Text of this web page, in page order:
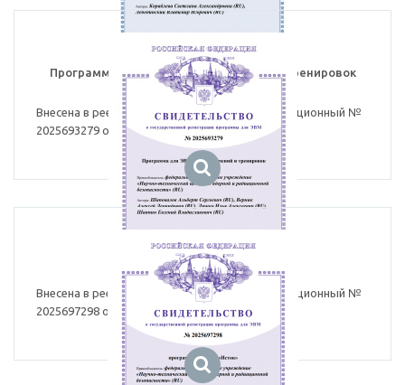
Программа для ЭВМ «Оценка учений и тренировок
ИЯУ»
Внесена в реестр программ для ЭВМ, регистрационный №
2025693279 от 27.11.2025.
Программа для ЭВМ «Исток»
Внесена в реестр программ для ЭВМ, регистрационный №
2025697298 от 24.12.2025